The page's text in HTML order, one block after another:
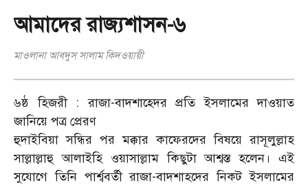
আমাদের রাজ্যশাসন-৬
মাওলানা আবদুস সালাম কিদওয়ায়ী
৬ষ্ঠ হিজরী : রাজা-বাদশাহ্দের প্রতি ইসলামের দাওয়াত
জানিয়ে পত্র প্রেরণ
হুদাইবিয়া সন্ধির পর মক্কার কাফেরদের বিষয়ে রাসূলুল্লাহ
সাল্লাল্লাহু আলাইহি ওয়াসাল্লাম কিছুটা আশ্বস্ত হলেন। এই
সুযোগে তিনি পার্শ্ববর্তী রাজা-বাদশাহদের নিকট ইসলামের